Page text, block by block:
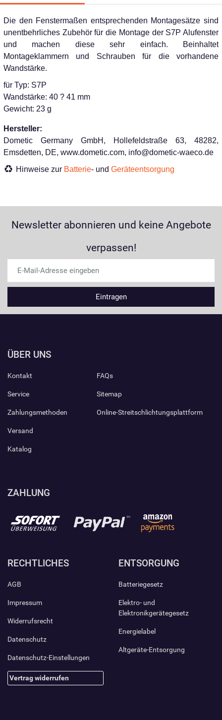
Die den Fenstermaßen ent­sprechenden Montagesätze sind
unentbehrliches Zubehör für die Montage der S7P Alufenster
und machen diese sehr einfach. Beinhaltet
Montageklammern und Schrauben für die vorhandene
Wandstärke.
für Typ: S7P
Wandstärke: 40 ? 41 mm
Gewicht: 23 g
Hersteller:
Dometic Germany GmbH, Hollefeldstraße 63, 48282,
Emsdetten, DE, www.dometic.com, info@dometic-waeco.de
Hinweise zur Batterie- und Geräteentsorgung
Newsletter abonnieren und keine Angebote
verpassen!
ÜBER UNS
Kontakt
Service
Zahlungsmethoden
Versand
Katalog
FAQs
Sitemap
Online-Streitschlichtungsplattform
ZAHLUNG
RECHTLICHES
AGB
Impressum
Widerrufsrecht
Datenschutz
Datenschutz-Einstellungen
Vertrag widerrufen
ENTSORGUNG
Batteriegesetz
Elektro- und
Elektronikgerätegesetz
Energielabel
Altgeräte-Entsorgung